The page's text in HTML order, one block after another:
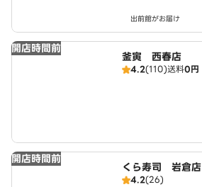
出前館がお届け
開店時間前
釜寅 西春店
4.2(110)送料0円
開店時間前
くら寿司 岩倉店
4.2(26)